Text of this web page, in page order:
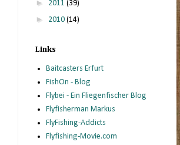
► 2011 (39)
► 2010 (14)
Links
Baitcasters Erfurt
FishOn - Blog
Flybei - Ein Fliegenfischer Blog
Flyfisherman Markus
FlyFishing-Addicts
Flyfishing-Movie.com